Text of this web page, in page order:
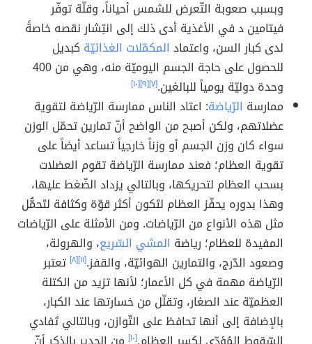
وبسبب صعوبة التّعرض للشمس أحياناً، وقلّة توفّر
فيتامين د في الأغذية أدى ذلك إلى انتِشار نقصه خاصةً
لدى كبار السن، واعتماد المكمّلات الغذائيّة كبديل
للحصول على حاجة الجسم اليوميّة منه، وهي من 400
وحدة دوليّة يومياً للبالغين.[٧] [٩] [١٠]
ممارسة الرّياضة: اعتاد الناس ممارسة الرّياضة لتقوية
عضلاتهم، ولكن أصبح من الواضح أنّ تمارين تحمّل الوزن
سواء كان وزن الجسم أو وزناً خارجياً تساعد أيضاً على
تقوية العظام؛ فعند ممارسة الرّياضة تقوم العضلات
بسحب العظام لتحريكها، وبالتالي يزداد الضّغط عليها،
وهذا بدوره يحفّز العظام لتَكون أكثر قوّة وكثافة لتَحمُّل
مثل هذه الأنواع من الرّياضات. ومن الأمثلة على الرّياضات
المفيدة للعظام؛ رياضة المشي السّريع، والهرولة،
وصعود الدّرج، والتمارين الهوائيّة، والقفز.[١١] [٨] تعتبر
الرّياضة مهمة في كل الأعمار؛ لأنها تزيد من الكتلة
العظميّة عند الصغار، وتقلّل من خسارتها عند الكبار،
بالإضافة إلى أنها تحافظ على التّوازن، وبالتالي تَفادي
[١٠]